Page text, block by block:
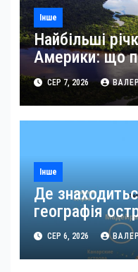
Інше
Найбільші
Америки: що
СЕР 7, 2026
Інше
Де
географія
СЕР 6, 2026